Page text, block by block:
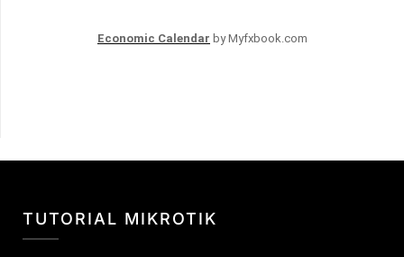
Economic Calendar by Myfxbook.com
TUTORIAL MIKROTIK